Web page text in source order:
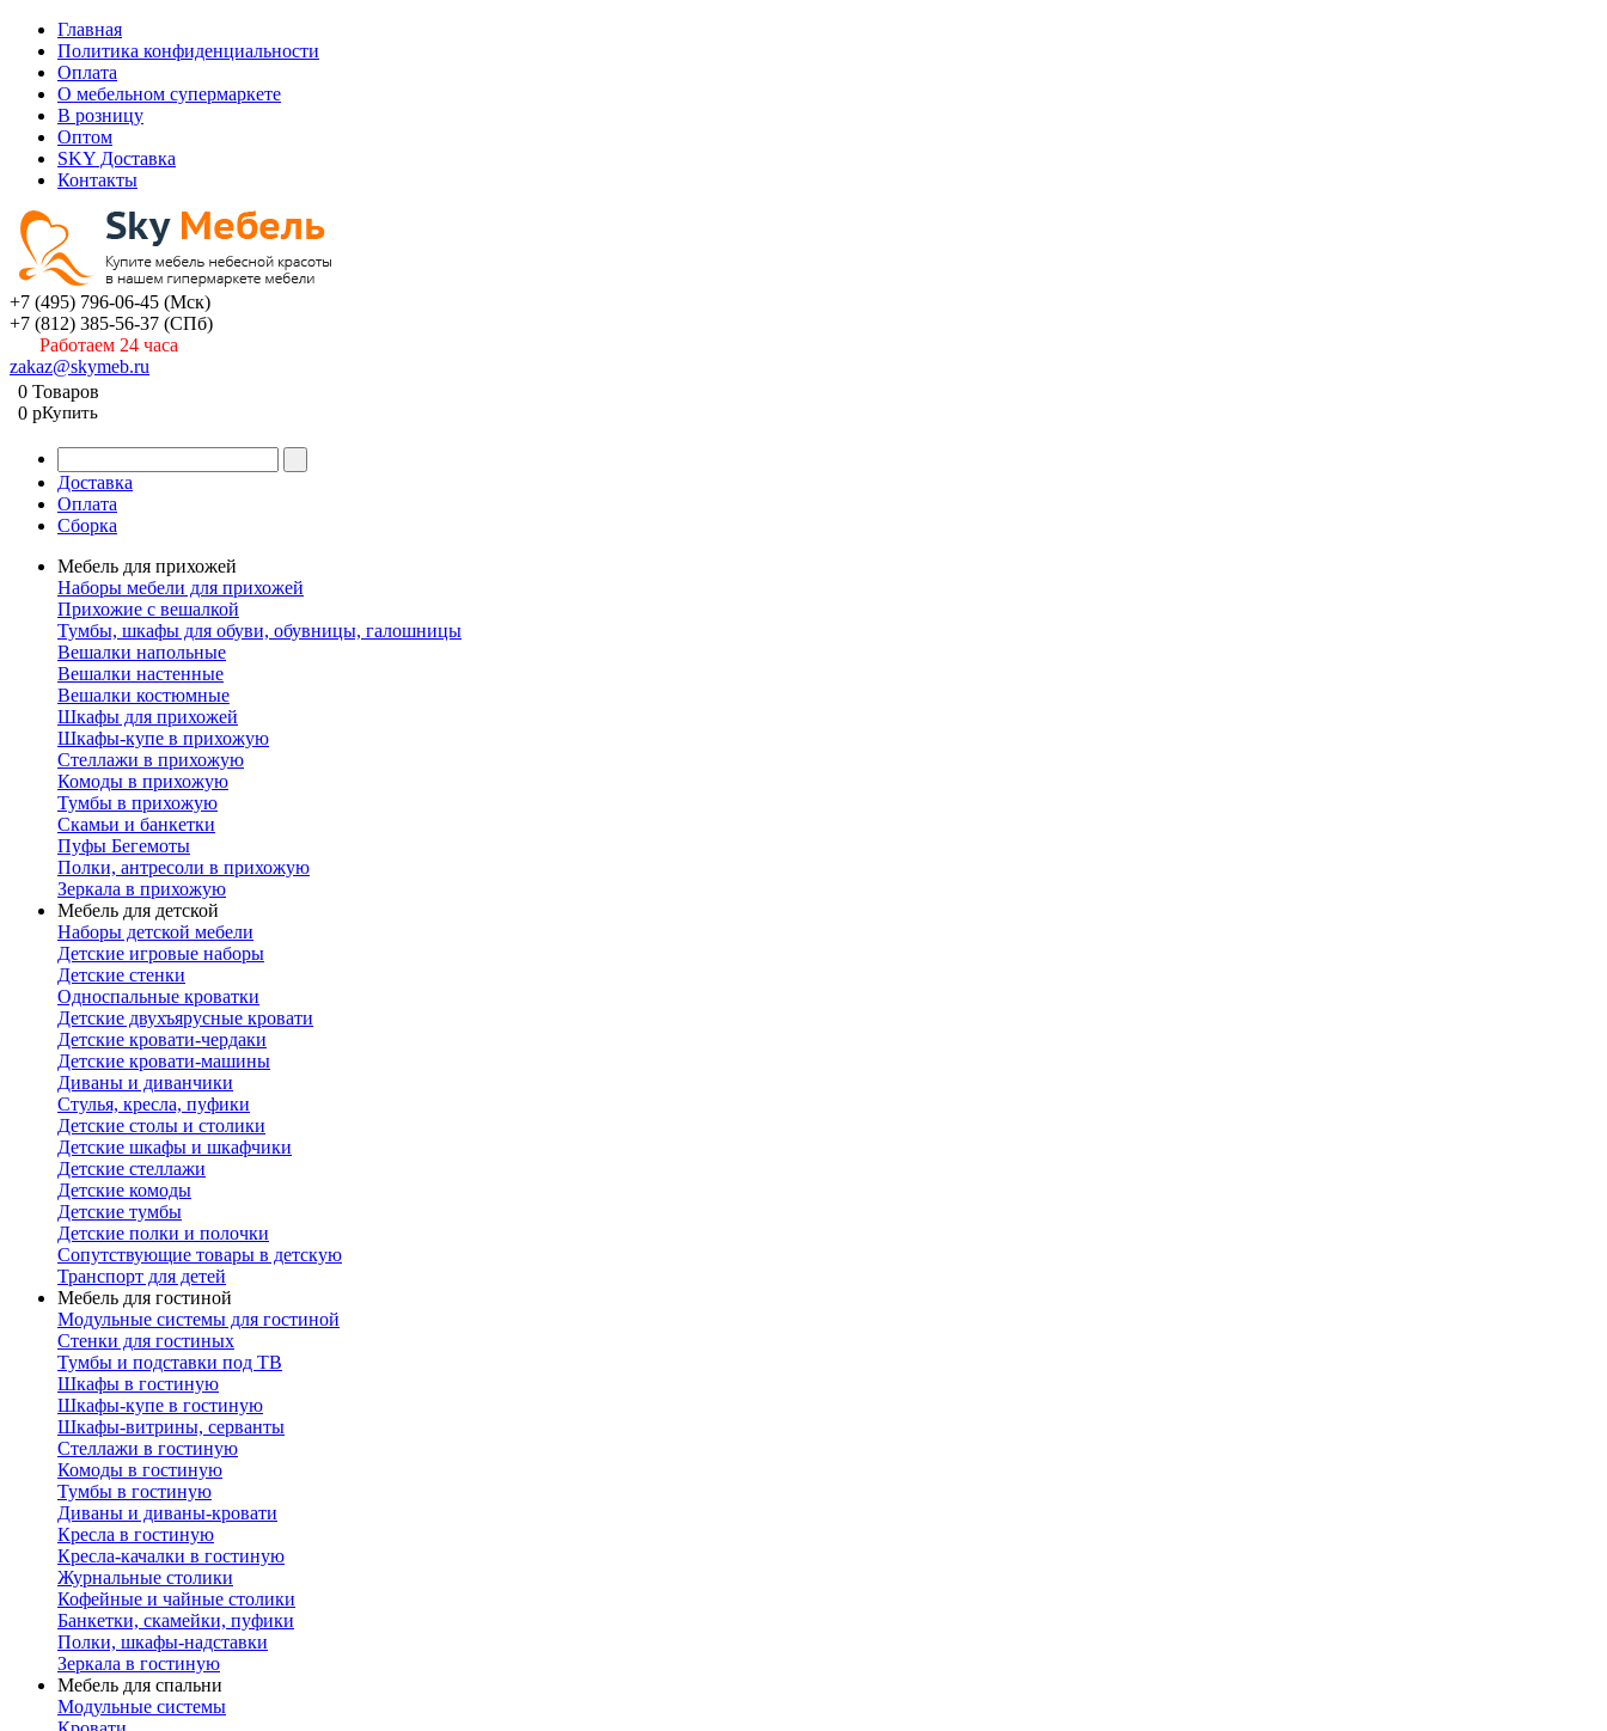
Главная
Политика конфиденциальности
Оплата
О мебельном супермаркете
В розницу
Оптом
SKY Доставка
Контакты
+7 (495) 796-06-45 (Мск)
+7 (812) 385-56-37 (СПб)
Работаем 24 часа
zakaz@skymeb.ru
0 Товаров
0 pКупить
Доставка
Оплата
Сборка
Мебель для прихожей
Наборы мебели для прихожей
Прихожие с вешалкой
Тумбы, шкафы для обуви, обувницы, галошницы
Вешалки напольные
Вешалки настенные
Вешалки костюмные
Шкафы для прихожей
Шкафы-купе в прихожую
Стеллажи в прихожую
Комоды в прихожую
Тумбы в прихожую
Скамьи и банкетки
Пуфы Бегемоты
Полки, антресоли в прихожую
Зеркала в прихожую
Мебель для детской
Наборы детской мебели
Детские игровые наборы
Детские стенки
Односпальные кроватки
Детские двухъярусные кровати
Детские кровати-чердаки
Детские кровати-машины
Диваны и диванчики
Стулья, кресла, пуфики
Детские столы и столики
Детские шкафы и шкафчики
Детские стеллажи
Детские комоды
Детские тумбы
Детские полки и полочки
Сопутствующие товары в детскую
Транспорт для детей
Мебель для гостиной
Модульные системы для гостиной
Стенки для гостиных
Тумбы и подставки под ТВ
Шкафы в гостиную
Шкафы-купе в гостиную
Шкафы-витрины, серванты
Стеллажи в гостиную
Комоды в гостиную
Тумбы в гостиную
Диваны и диваны-кровати
Кресла в гостиную
Кресла-качалки в гостиную
Журнальные столики
Кофейные и чайные столики
Банкетки, скамейки, пуфики
Полки, шкафы-надставки
Зеркала в гостиную
Мебель для спальни
Модульные системы